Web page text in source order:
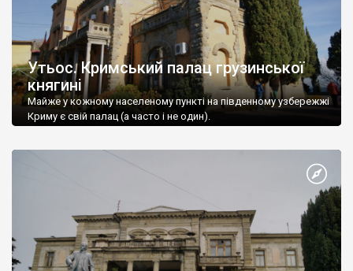
Утьос. Кримський палац грузинської
княгині
Майже у кожному населеному пункті на південному узбережжі
Криму є свій палац (а часто і не один).